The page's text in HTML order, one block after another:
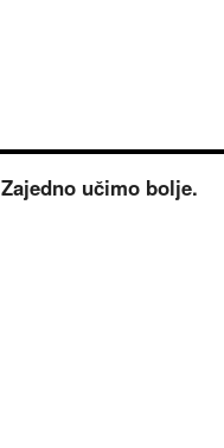
Zajedno učimo bolje.